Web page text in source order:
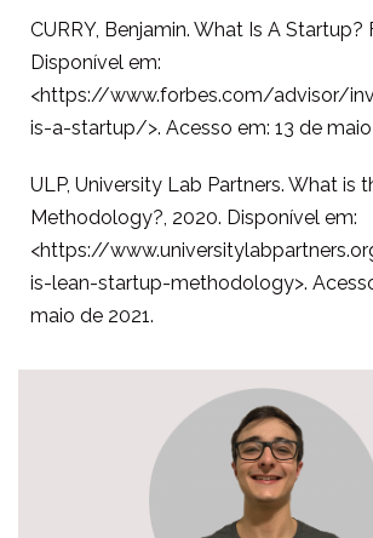
CURRY, Benjamin. What Is A Startup?
Disponível em:
<https://www.forbes.com/advisor/
is-a-startup/>. Acesso em: 13 de maio
ULP, University Lab Partners. What is
Methodology?, 2020. Disponível em:
<https://
is-lean-startup-methodology>.
maio de 2021.